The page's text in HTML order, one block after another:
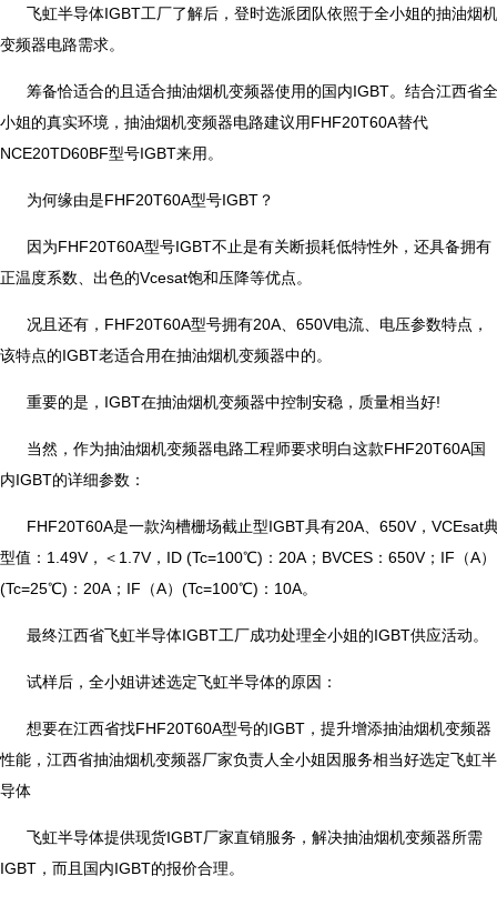
飞虹半导体IGBT工厂了解后，登时选派团队依照于全小姐的抽油烟机
变频器电路需求。
筹备恰适合的且适合抽油烟机变频器使用的国内IGBT。结合江西省全
小姐的真实环境，抽油烟机变频器电路建议用FHF20T60A替代
NCE20TD60BF型号IGBT来用。
为何缘由是FHF20T60A型号IGBT？
因为FHF20T60A型号IGBT不止是有关断损耗低特性外，还具备拥有
正温度系数、出色的Vcesat饱和压降等优点。
况且还有，FHF20T60A型号拥有20A、650V电流、电压参数特点，
该特点的IGBT老适合用在抽油烟机变频器中的。
重要的是，IGBT在抽油烟机变频器中控制安稳，质量相当好!
当然，作为抽油烟机变频器电路工程师要求明白这款FHF20T60A国
内IGBT的详细参数：
FHF20T60A是一款沟槽栅场截止型IGBT具有20A、650V，VCEsat
型值：1.49V，＜1.7V，ID (Tc=100℃)：20A；BVCES：650V；IF（A）
(Tc=25℃)：20A；IF（A）(Tc=100℃)：10A。
最终江西省飞虹半导体IGBT工厂成功处理全小姐的IGBT供应活动。
试样后，全小姐讲述选定飞虹半导体的原因：
想要在江西省找FHF20T60A型号的IGBT，提升增添抽油烟机变频器
性能，江西省抽油烟机变频器厂家负责人全小姐因服务相当好选定飞虹半
导体
飞虹半导体提供现货IGBT厂家直销服务，解决抽油烟机变频器所需
IGBT，而且国内IGBT的报价合理。